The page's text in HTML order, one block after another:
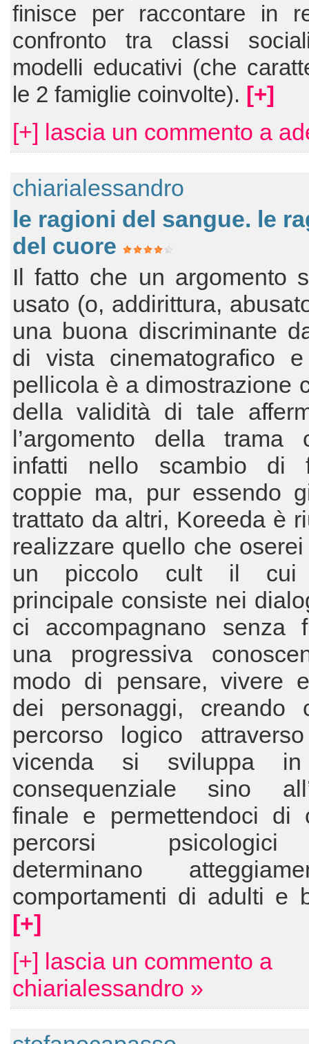
finisce per raccontare in
confronto tra classi
modelli educativi (che
le 2 famiglie coinvolte). [+]
[+] lascia un commento a
chiarialessandro
le ragioni del sangue. le
del cuore
Il fatto che un argomento
usato (o, addirittura,
una buona discriminante
di vista cinematografico
pellicola è a dimostrazione
della validità di tale
l’argomento della trama
infatti nello scambio di
coppie ma, pur essendo
trattato da altri, Koreeda è
realizzare quello che
un piccolo cult il cui
principale consiste nei
ci accompagnano senza
una progressiva
modo di pensare, vivere
dei personaggi, creando
percorso logico
vicenda si sviluppa
consequenziale sino
finale e permettendoci di
percorsi
determinano
comportamenti di adulti e
[+]
[+] lascia un commento a
chiarialessandro »